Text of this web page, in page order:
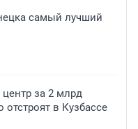
самый лучший
за 2 млрд
отстроят в Кузбассе